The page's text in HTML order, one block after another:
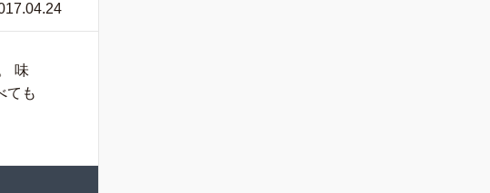
味
ても